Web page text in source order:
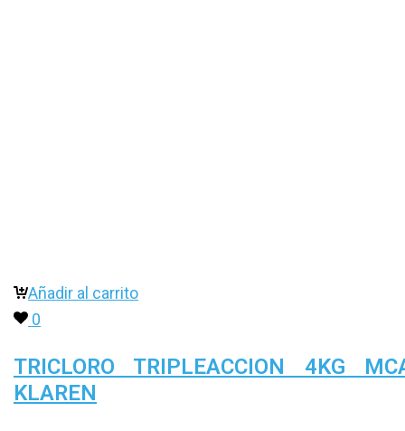
Añadir al carrito
0
TRICLORO TRIPLEACCION 4KG
KLAREN